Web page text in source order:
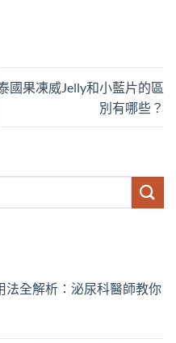
國果凍威Jelly和小藍片的區
別有哪些？
法全解析：泌尿科醫師教你